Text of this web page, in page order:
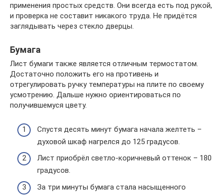
применения простых средств. Они всегда есть под рукой,
и проверка не составит никакого труда. Не придётся
заглядывать через стекло дверцы.
Бумага
Лист бумаги также является отличным термостатом.
Достаточно положить его на противень и
отрегулировать ручку температуры на плите по своему
усмотрению. Дальше нужно ориентироваться по
получившемуся цвету.
Спустя десять минут бумага начала желтеть –
духовой шкаф нагрелся до 125 градусов.
Лист приобрёл светло-коричневый оттенок – 180
градусов.
За три минуты бумага стала насыщенного